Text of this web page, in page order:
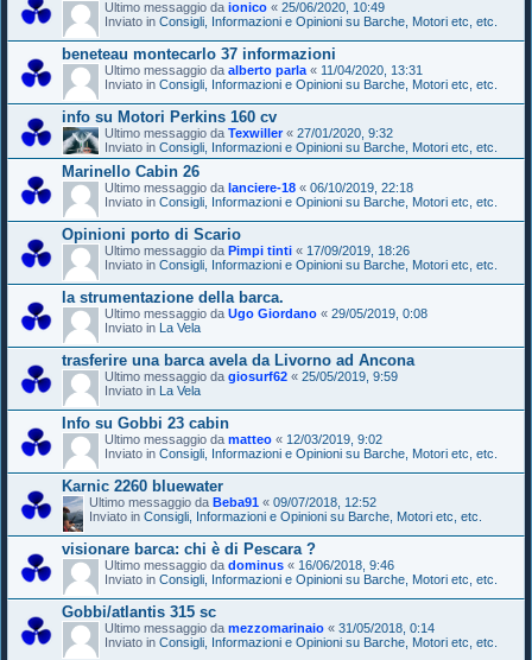
Ultimo messaggio da ionico « 25/06/2020, 10:49
Inviato in Consigli, Informazioni e Opinioni su Barche, Motori etc, etc.
beneteau montecarlo 37 informazioni
Ultimo messaggio da alberto parla « 11/04/2020, 13:31
Inviato in Consigli, Informazioni e Opinioni su Barche, Motori etc, etc.
info su Motori Perkins 160 cv
Ultimo messaggio da Texwiller« 27/01/2020, 9:32
Inviato in Consigli, Informazioni e Opinioni su Barche, Motori etc, etc.
Marinello Cabin 26
Ultimo messaggio da lanciere-18 « 06/10/2019, 22:18
Inviato in Consigli, Informazioni e Opinioni su Barche, Motori etc, etc.
Opinioni porto di Scario
Ultimo messaggio da Pimpi tinti « 17/09/2019, 18:26
Inviato in Consigli, Informazioni e Opinioni su Barche, Motori etc, etc.
la strumentazione della barca.
Ultimo messaggio da Ugo Giordano « 29/05/2019, 0:08
Inviato in La Vela
trasferire una barca avela da Livorno ad Ancona
Ultimo messaggio da giosurf62 « 25/05/2019, 9:59
Inviato in La Vela
Info su Gobbi 23 cabin
Ultimo messaggio da matteo « 12/03/2019, 9:02
Inviato in Consigli, Informazioni e Opinioni su Barche, Motori etc, etc.
Karnic 2260 bluewater
Ultimo messaggio da Beba91 « 09/07/2018, 12:52
Inviato in Consigli, Informazioni e Opinioni su Barche, Motori etc, etc.
visionare barca: chi è di Pescara ?
Ultimo messaggio da dominus « 16/06/2018, 9:46
Inviato in Consigli, Informazioni e Opinioni su Barche, Motori etc, etc.
Gobbi/atlantis 315 sc
Ultimo messaggio da mezzomarinaio « 31/05/2018, 0:14
Inviato in Consigli, Informazioni e Opinioni su Barche, Motori etc, etc.